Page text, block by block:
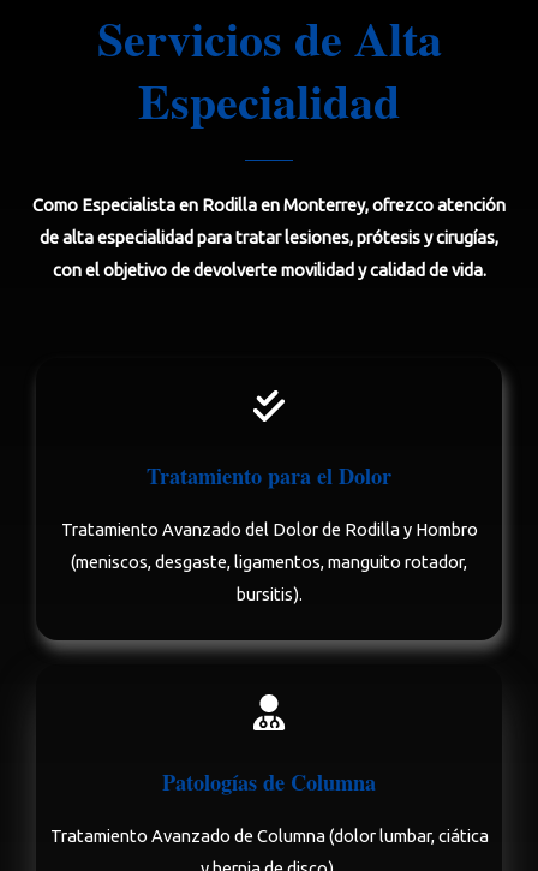
Servicios de Alta
Especialidad​
Como Especialista en Rodilla en Monterrey, ofrezco atención
de alta especialidad para tratar lesiones, prótesis y cirugías,
con el objetivo de devolverte movilidad y calidad de vida.
Tratamiento para el Dolor
Tratamiento Avanzado del Dolor de Rodilla y Hombro
(meniscos, desgaste, ligamentos, manguito rotador,
bursitis).
Patologías de Columna
Tratamiento Avanzado de Columna (dolor lumbar, ciática